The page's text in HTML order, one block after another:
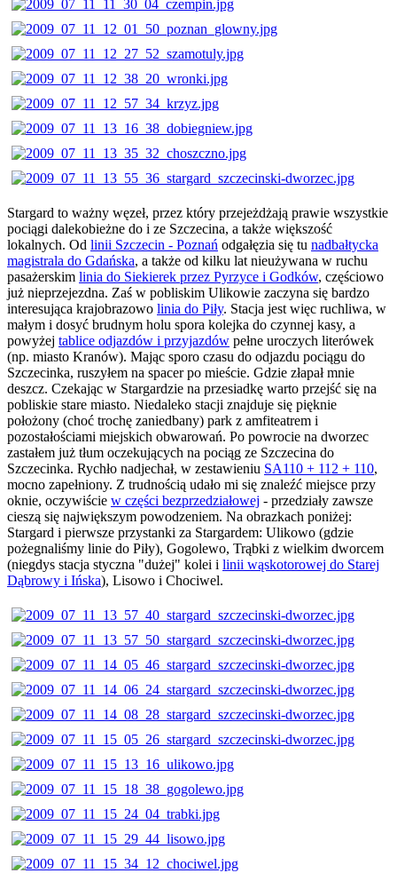
Stargard to ważny węzeł, przez który przejeżdżają prawie wszystkie
pociągi dalekobieżne do i ze Szczecina, a także większość
lokalnych. Od linii Szczecin - Poznań odgałęzia się tu nadbałtycka
magistrala do Gdańska, a także od kilku lat nieużywana w ruchu
pasażerskim linia do Siekierek przez Pyrzyce i Godków, częściowo
już nieprzejezdna. Zaś w pobliskim Ulikowie zaczyna się bardzo
interesująca krajobrazowo linia do Piły. Stacja jest więc ruchliwa, w
małym i dosyć brudnym holu spora kolejka do czynnej kasy, a
powyżej tablice odjazdów i przyjazdów pełne uroczych literówek
(np. miasto Kranów). Mając sporo czasu do odjazdu pociągu do
Szczecinka, ruszyłem na spacer po mieście. Gdzie złapał mnie
deszcz. Czekając w Stargardzie na przesiadkę warto przejść się na
pobliskie stare miasto. Niedaleko stacji znajduje się pięknie
położony (choć trochę zaniedbany) park z amfiteatrem i
pozostałościami miejskich obwarowań. Po powrocie na dworzec
zastałem już tłum oczekujących na pociąg ze Szczecina do
Szczecinka. Rychło nadjechał, w zestawieniu SA110 + 112 + 110,
mocno zapełniony. Z trudnością udało mi się znaleźć miejsce przy
oknie, oczywiście w części bezprzedziałowej - przedziały zawsze
cieszą się największym powodzeniem. Na obrazkach poniżej:
Stargard i pierwsze przystanki za Stargardem: Ulikowo (gdzie
pożegnaliśmy linie do Piły), Gogolewo, Trąbki z wielkim dworcem
(niegdys stacja styczna "dużej" kolei i linii wąskotorowej do Starej
Dąbrowy i Ińska), Lisowo i Chociwel.